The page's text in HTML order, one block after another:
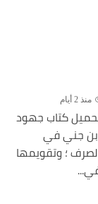
منذ 2 أيام
كتاب جهود
جني في
؛ وتقويمها